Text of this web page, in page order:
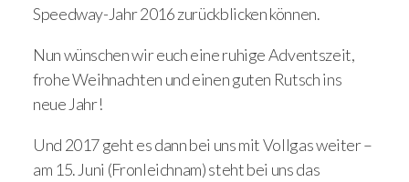
Speedway-Jahr 2016 zurückblicken können.
Nun wünschen wir euch eine ruhige Adventszeit,
frohe Weihnachten und einen guten Rutsch ins
neue Jahr!
Und 2017 geht es dann bei uns mit Vollgas weiter –
am 15. Juni (Fronleichnam) steht bei uns das